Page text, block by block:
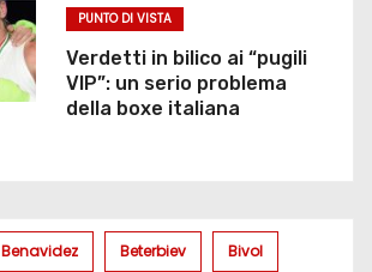
PUNTO DI VISTA
Verdetti in bilico ai “pugili
VIP”: un serio problema
della boxe italiana
Benavidez Beterbiev Bivol